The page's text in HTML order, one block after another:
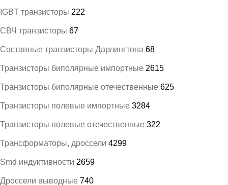
IGBT транзисторы 222
СВЧ транзисторы 67
Составные транзисторы Дарлингтона 68
Транзисторы биполярные импортные 2615
Транзисторы биполярные отечественные 625
Транзисторы полевые импортные 3284
Транзисторы полевые отечественные 322
Трансформаторы, дроссели 4299
Smd индуктивности 2659
Дроссели выводные 740